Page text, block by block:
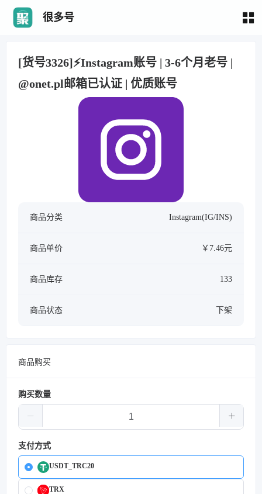
很多号
[货号3326]⚡Instagram账号 | 3-6个月老号 |
@onet.pl邮箱已认证 | 优质账号
商品分类 Instagram(IG/INS)
商品单价 ￥7.46元
商品库存 133
商品状态 下架
商品购买
购买数量
支付方式
USDT_TRC20
TRX